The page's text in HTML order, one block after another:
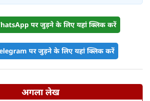
पर जुड़ने के लिए यहां क्लिक करें
पर जुड़ने के लिए यहां क्लिक करें
अगला लेख